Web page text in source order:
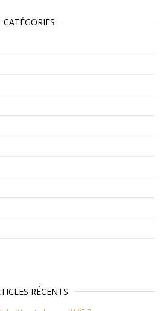
CATÉGORIES
RÉCENTS